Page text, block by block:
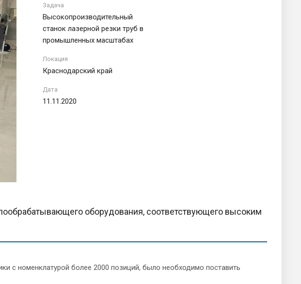
Задача
Высокопроизводительный
станок лазерной резки труб в
промышленных масштабах
Локация
Краснодарский край
Дата
11.11.2020
оборудования, соответствующего высоким
с номенклатурой более 2000 позиций, было необходимо поставить